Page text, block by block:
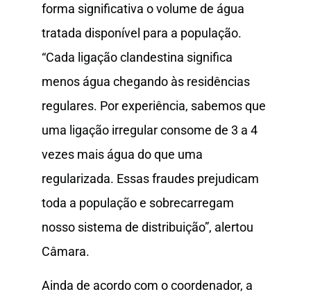
forma significativa o volume de água
tratada disponível para a população.
“Cada ligação clandestina significa
menos água chegando às residências
regulares. Por experiência, sabemos que
uma ligação irregular consome de 3 a 4
vezes mais água do que uma
regularizada. Essas fraudes prejudicam
toda a população e sobrecarregam
nosso sistema de distribuição”, alertou
Câmara.
Ainda de acordo com o coordenador, a